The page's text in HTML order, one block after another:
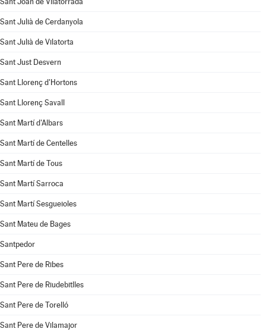
Sant Julià de Cerdanyola
Sant Julià de Vilatorta
Sant Just Desvern
Sant Llorenç d'Hortons
Sant Llorenç Savall
Sant Martí d'Albars
Sant Martí de Centelles
Sant Martí de Tous
Sant Martí Sarroca
Sant Martí Sesgueioles
Sant Mateu de Bages
Santpedor
Sant Pere de Ribes
Sant Pere de Riudebitlles
Sant Pere de Torelló
Sant Pere de Vilamajor